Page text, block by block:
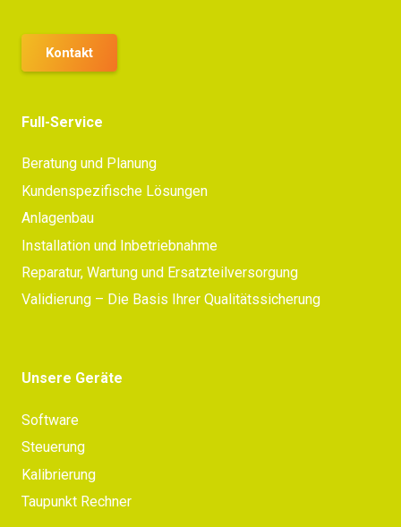
Kontakt
Full-Service
Beratung und Planung
Kundenspezifische Lösungen
Anlagenbau
Installation und Inbetriebnahme
Reparatur, Wartung und Ersatzteilversorgung
Validierung – Die Basis Ihrer Qualitätssicherung
Unsere Geräte
Software
Steuerung
Kalibrierung
Taupunkt Rechner